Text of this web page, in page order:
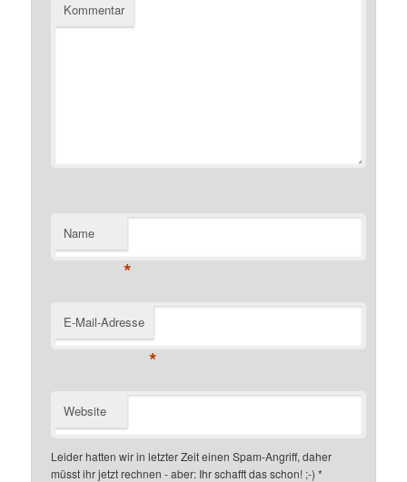
Kommentar
Name
*
E-Mail-Adresse
*
Website
Leider hatten wir in letzter Zeit einen Spam-Angriff, daher
müsst ihr jetzt rechnen - aber: Ihr schafft das schon! ;-) *